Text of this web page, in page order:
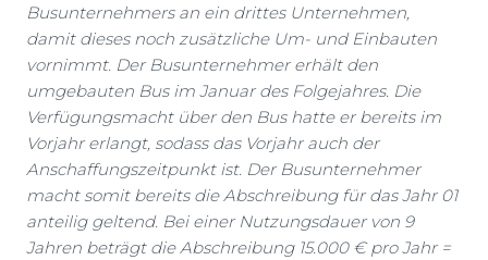
Busunternehmers an ein drittes Unternehmen,
damit dieses noch zusätzliche Um- und Einbauten
vornimmt. Der Busunternehmer erhält den
umgebauten Bus im Januar des Folgejahres. Die
Verfügungsmacht über den Bus hatte er bereits im
Vorjahr erlangt, sodass das Vorjahr auch der
Anschaffungszeitpunkt ist. Der Busunternehmer
macht somit bereits die Abschreibung für das Jahr 01
anteilig geltend. Bei einer Nutzungsdauer von 9
Jahren beträgt die Abschreibung 15.000 € pro Jahr =